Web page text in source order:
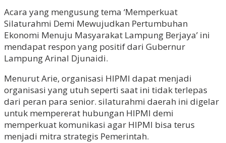
Acara yang mengusung tema ‘Memperkuat
Silaturahmi Demi Mewujudkan Pertumbuhan
Ekonomi Menuju Masyarakat Lampung Berjaya’ ini
mendapat respon yang positif dari Gubernur
Lampung Arinal Djunaidi.
Menurut Arie, organisasi HIPMI dapat menjadi
organisasi yang utuh seperti saat ini tidak terlepas
dari peran para senior. silaturahmi daerah ini digelar
untuk mempererat hubungan HIPMI demi
memperkuat komunikasi agar HIPMI bisa terus
menjadi mitra strategis Pemerintah.